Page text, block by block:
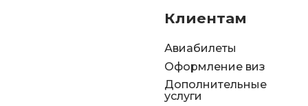
Клиентам
Авиабилеты
Оформление виз
Дополнительные
услуги